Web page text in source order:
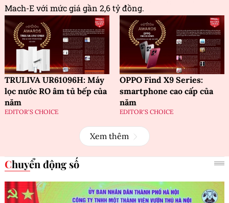
Mach-E với mức giá gần 2,6 tỷ đồng.
TRULIVA UR61096H: Máy
lọc nước RO âm tủ bếp của
năm
EDITOR'S CHOICE
OPPO Find X9 Series:
smartphone cao cấp của
năm
EDITOR'S CHOICE
Xem thêm
Chuyển động số